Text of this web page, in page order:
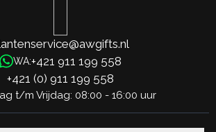
WA:+421 911 199 558
+421 (0) 911 199 558
t/m Vrijdag: 08:00 - 16:00 uur